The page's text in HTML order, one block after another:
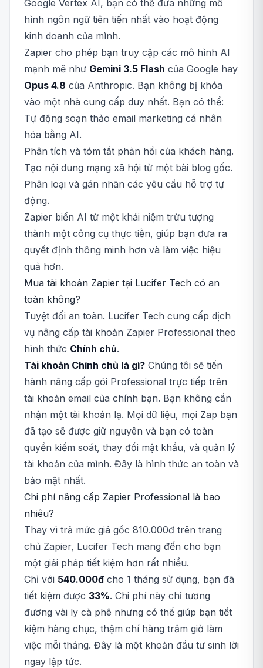
Google Vertex AI, bạn có thể đưa những mô
hình ngôn ngữ tiên tiến nhất vào hoạt động
kinh doanh của mình.
Zapier cho phép bạn truy cập các mô hình AI
mạnh mẽ như Gemini 3.5 Flash của Google hay
Opus 4.8 của Anthropic. Bạn không bị khóa
vào một nhà cung cấp duy nhất. Bạn có thể:
Tự động soạn thảo email marketing cá nhân
hóa bằng AI.
Phân tích và tóm tắt phản hồi của khách hàng.
Tạo nội dung mạng xã hội từ một bài blog gốc.
Phân loại và gán nhãn các yêu cầu hỗ trợ tự
động.
Zapier biến AI từ một khái niệm trừu tượng
thành một công cụ thực tiễn, giúp bạn đưa ra
quyết định thông minh hơn và làm việc hiệu
quả hơn.
Mua tài khoản Zapier tại Lucifer Tech có an
toàn không?
Tuyệt đối an toàn. Lucifer Tech cung cấp dịch
vụ nâng cấp tài khoản Zapier Professional theo
hình thức Chính chủ.
Tài khoản Chính chủ là gì? Chúng tôi sẽ tiến
hành nâng cấp gói Professional trực tiếp trên
tài khoản email của chính bạn. Bạn không cần
nhận một tài khoản lạ. Mọi dữ liệu, mọi Zap bạn
đã tạo sẽ được giữ nguyên và bạn có toàn
quyền kiểm soát, thay đổi mật khẩu, và quản lý
tài khoản của mình. Đây là hình thức an toàn và
bảo mật nhất.
Chi phí nâng cấp Zapier Professional là bao
nhiêu?
Thay vì trả mức giá gốc 810.000đ trên trang
chủ Zapier, Lucifer Tech mang đến cho bạn
một giải pháp tiết kiệm hơn rất nhiều.
Chỉ với 540.000đ cho 1 tháng sử dụng, bạn đã
tiết kiệm được 33%. Chi phí này chỉ tương
đương vài ly cà phê nhưng có thể giúp bạn tiết
kiệm hàng chục, thậm chí hàng trăm giờ làm
việc mỗi tháng. Đây là một khoản đầu tư sinh lời
ngay lập tức.